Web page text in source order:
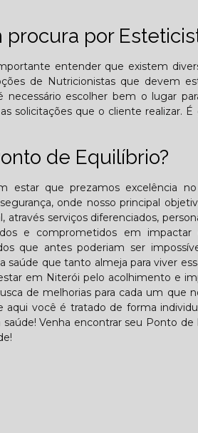
por
entender que existem
de Nutricionistas que devem
necessário escolher bem o lugar
solicitações que o cliente realizar.
de Equilíbrio?
estar que prezamos excelência
onde nosso principal
através serviços diferenciados,
e comprometidos em
que antes poderiam ser
que tanto almeja para viver
em Niterói pelo acolhimento e
de melhorias para cada um que
aqui você é tratado de forma
Venha encontrar seu Ponto